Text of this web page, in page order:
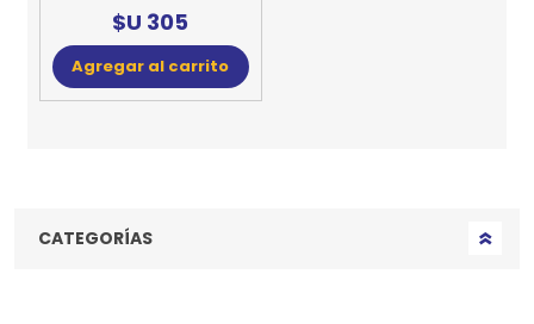
$U 305
Agregar al carrito
CATEGORÍAS